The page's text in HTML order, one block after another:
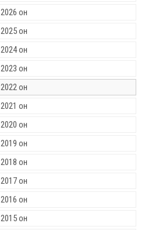
2026 он
2025 он
2024 он
2023 он
2022 он
2021 он
2020 он
2019 он
2018 он
2017 он
2016 он
2015 он